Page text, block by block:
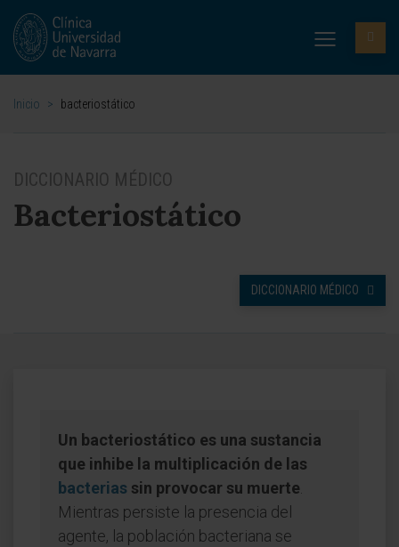
Inicio > bacteriostático
DICCIONARIO MÉDICO
Bacteriostático
DICCIONARIO MÉDICO
Un bacteriostático es una sustancia
que inhibe la multiplicación de las
bacterias sin provocar su muerte
Mientras persiste la presencia del
agente, la población bacteriana se